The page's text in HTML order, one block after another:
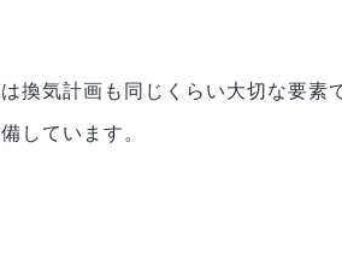
換気計画も同じくらい大切な要素
しています。